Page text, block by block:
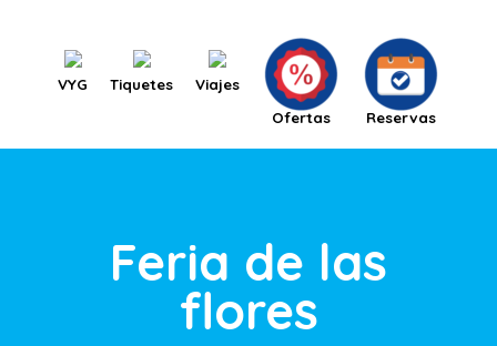
VYG Tiquetes
Viajes
Ofertas
Reservas
Feria de las
flores